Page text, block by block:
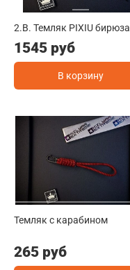
2.B. Темляк PIXIU бирюза
1545 руб
В корзину
Темляк с карабином
265 руб